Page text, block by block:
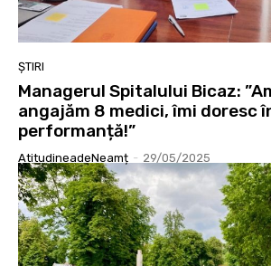
ȘTIRI
Managerul Spitalului Bicaz:
angajăm 8 medici, îmi doresc
performanță!”
AtitudineadeNeamț - 29/05/2025